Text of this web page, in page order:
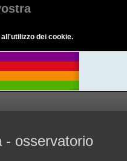
dei cookie.
- osservatorio